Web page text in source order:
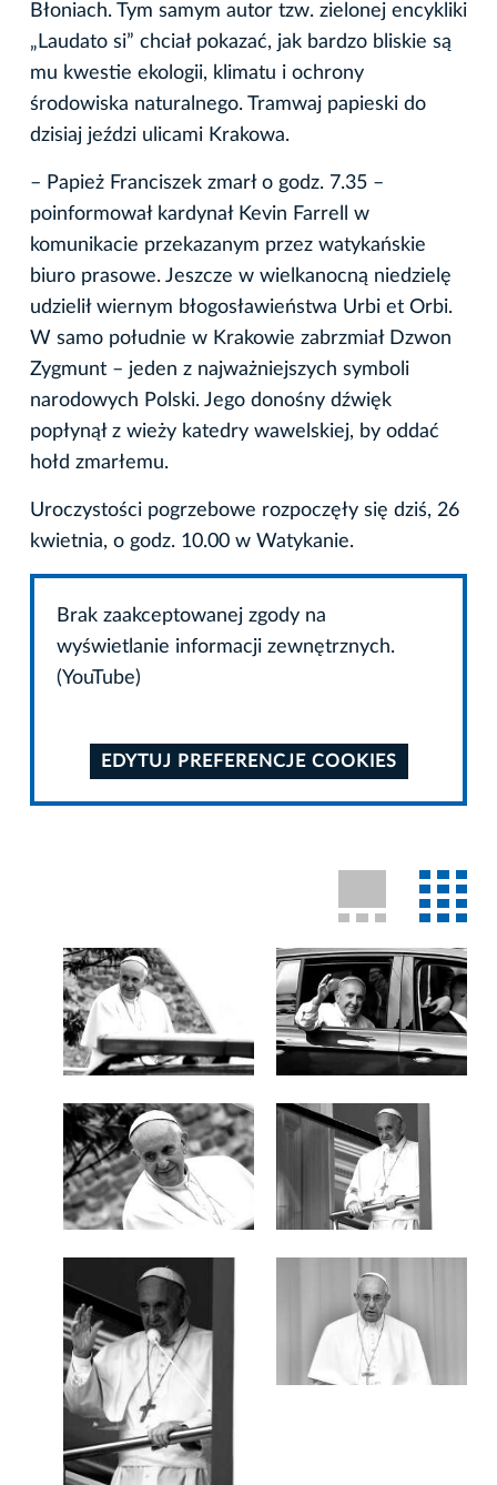
Błoniach. Tym samym autor tzw. zielonej encykliki
„Laudato si” chciał pokazać, jak bardzo bliskie są
mu kwestie ekologii, klimatu i ochrony
środowiska naturalnego. Tramwaj papieski do
dzisiaj jeździ ulicami Krakowa.
– Papież Franciszek zmarł o godz. 7.35 –
poinformował kardynał Kevin Farrell w
komunikacie przekazanym przez watykańskie
biuro prasowe. Jeszcze w wielkanocną niedzielę
udzielił wiernym błogosławieństwa Urbi et Orbi.
W samo południe w Krakowie zabrzmiał Dzwon
Zygmunt – jeden z najważniejszych symboli
narodowych Polski. Jego donośny dźwięk
popłynął z wieży katedry wawelskiej, by oddać
hołd zmarłemu.
Uroczystości pogrzebowe rozpoczęły się dziś, 26
kwietnia, o godz. 10.00 w Watykanie.
Brak zaakceptowanej zgody na
wyświetlanie informacji zewnętrznych.
(YouTube)
EDYTUJ PREFERENCJE COOKIES